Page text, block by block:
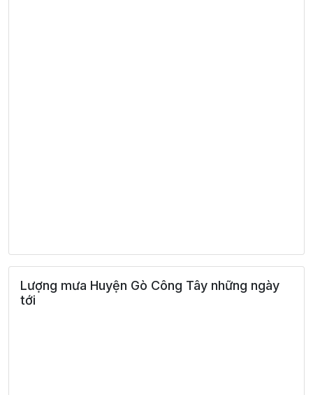
Lượng mưa Huyện Gò Công Tây những ngày
tới